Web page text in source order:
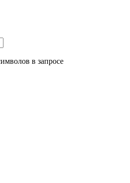
в запросе